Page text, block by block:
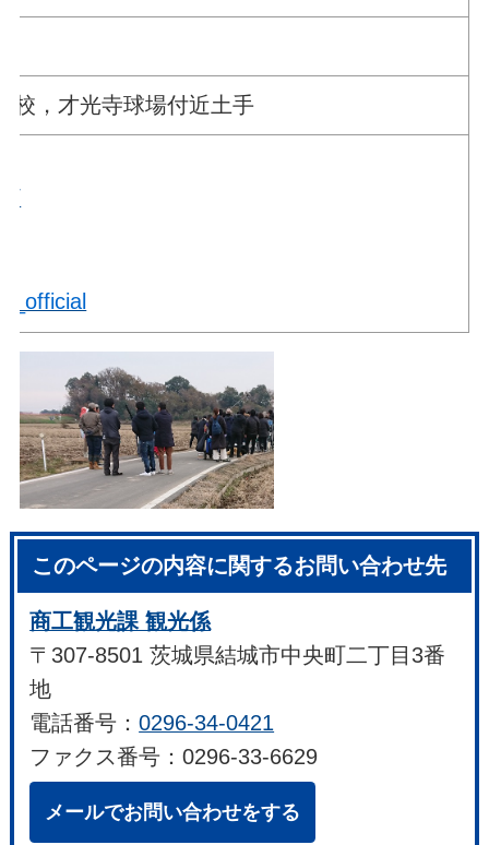
校，才光寺球場付近土手
このページの内容に関するお問い合わせ先
商工観光課 観光係
〒307-8501 茨城県結城市中央町二丁目3番
地
電話番号：0296-34-0421
ファクス番号：0296-33-6629
メールでお問い合わせをする